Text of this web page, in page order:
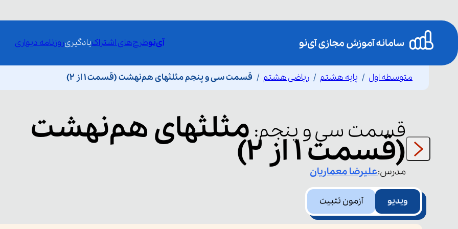
آی‌نوطرح‌های اشتراکیادگیریروزنامه دیواری
متوسطه اول پایه هشتم ریاضی هشتم قسمت سی و پنجم مثلثهای هم‌نهشت (قسمت 1 از 2)
قسمت سی و پنجم:مثلثهای هم‌نهشت
(قسمت 1 از 2)
مدرس:علیرضامعماریان
ویدیو آزمون تثبیت